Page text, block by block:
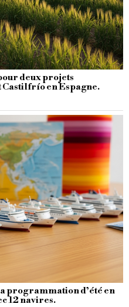
deux projets
en Espagne.
programmation d’été en
12 navires.